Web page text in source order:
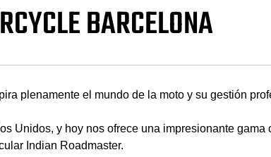
BARCELONA
plenamente el mundo de la moto y su gestión
Unidos, y hoy nos ofrece una impresionante
Indian Roadmaster.